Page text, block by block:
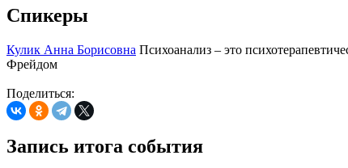
Спикеры
Кулик Анна Борисовна Психоанализ – это
Фрейдом
Поделиться:
Запись итога события